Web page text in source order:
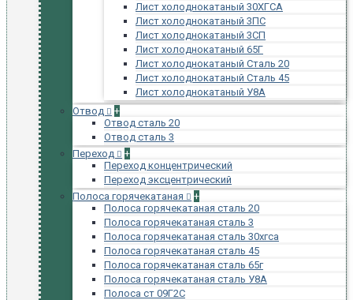
Лист холоднокатаный 30ХГСА
Лист холоднокатаный 3ПС
Лист холоднокатаный 3СП
Лист холоднокатаный 65Г
Лист холоднокатаный Сталь 20
Лист холоднокатаный Сталь 45
Лист холоднокатаный У8А
Отвод
+
Отвод сталь 20
Отвод сталь 3
Переход
+
Переход концентрический
Переход эксцентрический
Полоса горячекатаная
+
Полоса горячекатаная сталь 20
Полоса горячекатаная сталь 3
Полоса горячекатаная сталь 30хгса
Полоса горячекатаная сталь 45
Полоса горячекатаная сталь 65г
Полоса горячекатаная сталь У8А
Полоса ст 09Г2С